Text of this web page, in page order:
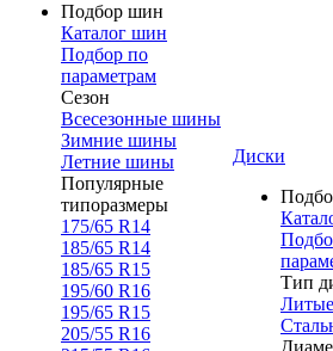
Подбор шин
Каталог шин
Подбор по
параметрам
Сезон
Всесезонные шины
Зимние шины
Летние шины
Популярные
типоразмеры
175/65 R14
185/65 R14
185/65 R15
195/60 R16
195/65 R15
205/55 R16
Диски
Тип